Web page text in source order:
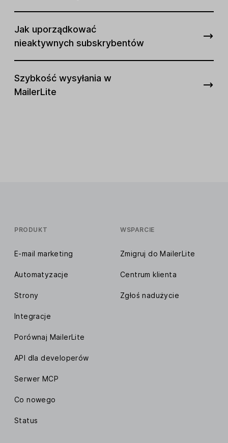
Jak uporządkować
nieaktywnych subskrybentów
Szybkość wysyłania w
MailerLite
PRODUKT
E-mail marketing
Automatyzacje
Strony
Integracje
Porównaj MailerLite
API dla developerów
Serwer MCP
Co nowego
Status
WSPARCIE
Zmigruj do MailerLite
Centrum klienta
Zgłoś nadużycie